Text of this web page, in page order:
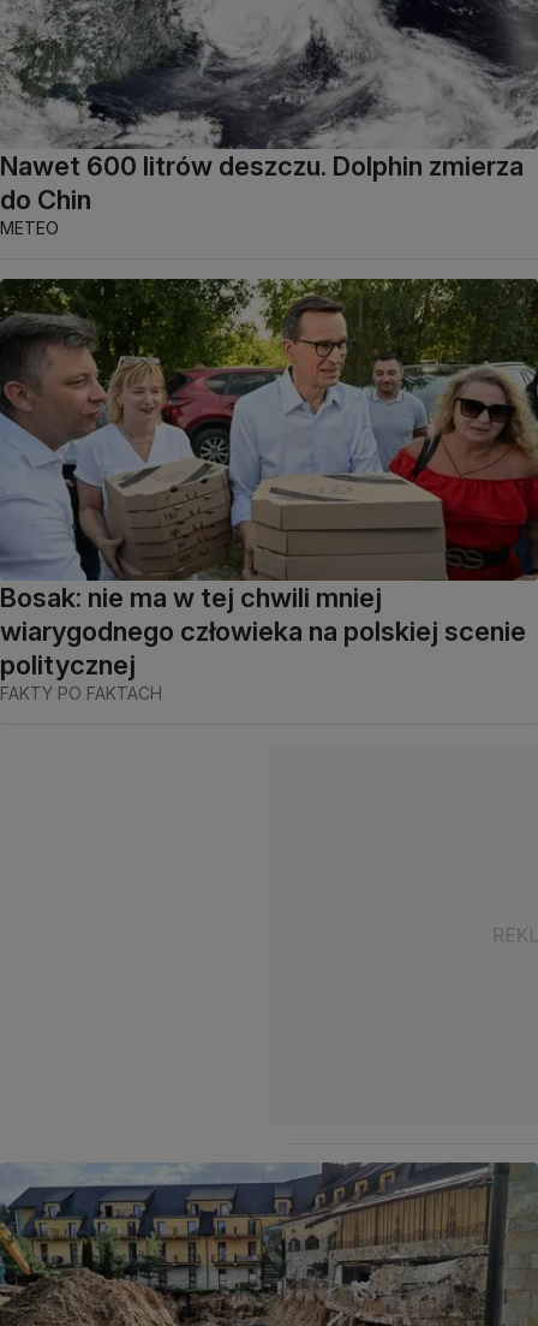
Nawet 600 litrów deszczu. Dolphin zmierza
do Chin
METEO
Bosak: nie ma w tej chwili mniej
wiarygodnego człowieka na polskiej scenie
politycznej
FAKTY PO FAKTACH